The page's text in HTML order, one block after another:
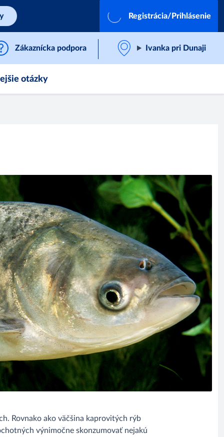
Registrácia/Prihlásenie
Zákaznícka podpora Ivanka pri Dunaji
otázky
Rovnako ako väčšina kaprovitých rýb
výnimočne skonzumovať nejakú